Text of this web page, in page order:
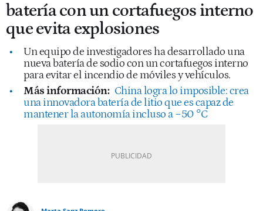
batería con un cortafuegos interno
que evita explosiones
Un equipo de investigadores ha desarrollado una
nueva batería de sodio con un cortafuegos interno
para evitar el incendio de móviles y vehículos.
Más información: China logra lo imposible: crea
una innovadora batería de litio que es capaz de
mantener la autonomía incluso a −50 °C